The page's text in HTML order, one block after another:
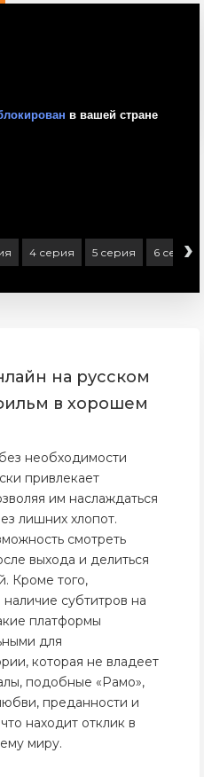
4 серия 5 серия 6 серия
›
на русском
в хорошем
необходимости
привлекает
им наслаждаться
лишних хлопот.
смотреть
выхода и делиться
Кроме того,
субтитров на
платформы
для
которая не владеет
подобные «Рамо»,
преданности и
находит отклик в
миру.